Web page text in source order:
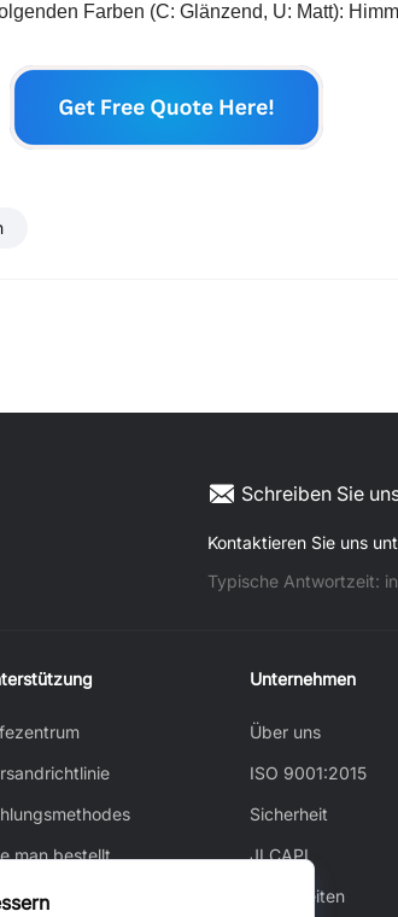
Farben (C: Glänzend, U: Matt):
Schreiben Sie
Kontaktieren Sie uns
Typische Antwortzeit:
man bestellt
to Track
Unternehmen
Über uns
ISO 9001:2015
Sicherheit
JLCAPI
Neuigkeiten